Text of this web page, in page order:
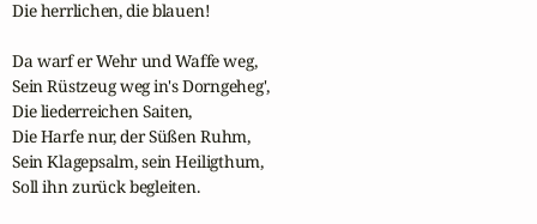
Die herrlichen, die blauen!
Da warf er Wehr und Waffe weg,
Sein Rüstzeug weg in's Dorngeheg',
Die liederreichen Saiten,
Die Harfe nur, der Süßen Ruhm,
Sein Klagepsalm, sein Heiligthum,
Soll ihn zurück begleiten.